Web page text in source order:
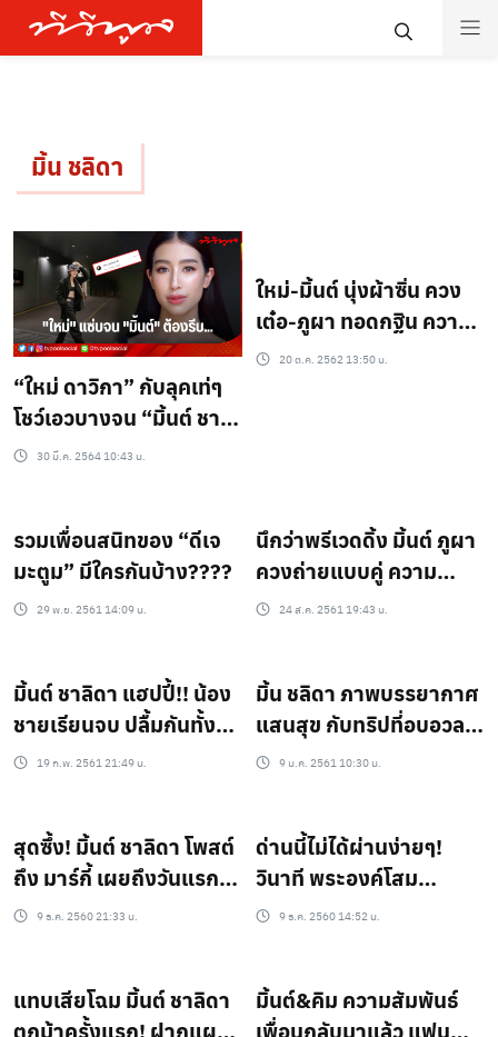
มิ้น ชลิดา
“ใหม่ ดาวิกา” กับลุคเท่ๆ
โชว์เอวบางจน “มิ้นต์ ชาลิ
ดา”ต้องรีบมาคอมเมนท์
30 มี.ค. 2564 10:43 น.
ใหม่-มิ้นต์ นุ่งผ้าซิ่น ควง
เต๋อ-ภูผา ทอดกฐิน ความ
หวานทะลัก
20 ต.ค. 2562 13:50 น.
รวมเพื่อนสนิทของ “ดีเจ
มะตูม” มีใครกันบ้าง????
29 พ.ย. 2561 14:09 น.
นึกว่าพรีเวดดิ้ง มิ้นต์ ภูผา
ควงถ่ายแบบคู่ ความ
หวานจัดเต็มมาก
24 ส.ค. 2561 19:43 น.
มิ้นต์ ชาลิดา แฮปปี้!! น้อง
ชายเรียนจบ ปลื้มกันทั้ง
ครอบครัว!
19 ก.พ. 2561 21:49 น.
มิ้น ชลิดา ภาพบรรยากาศ
แสนสุข กับทริปที่อบอวล
ไปด้วยความรัก!!
9 ม.ค. 2561 10:30 น.
สุดซึ้ง! มิ้นต์ ชาลิดา โพสต์
ถึง มาร์กี้ เผยถึงวันแรกที่
เป็นเพื่อนกัน
9 ธ.ค. 2560 21:33 น.
ด่านนี้ไม่ได้ผ่านง่ายๆ!
วินาที พระองค์โสม
ประทานซองให้ มิ้น ชาลิดา
9 ธ.ค. 2560 14:52 น.
แทบเสียโฉม มิ้นต์ ชาลิดา
ตกม้าครั้งแรก! ฝากแผล
มิ้นต์&คิม ความสัมพันธ์
เพื่อนกลับมาแล้ว แฟน